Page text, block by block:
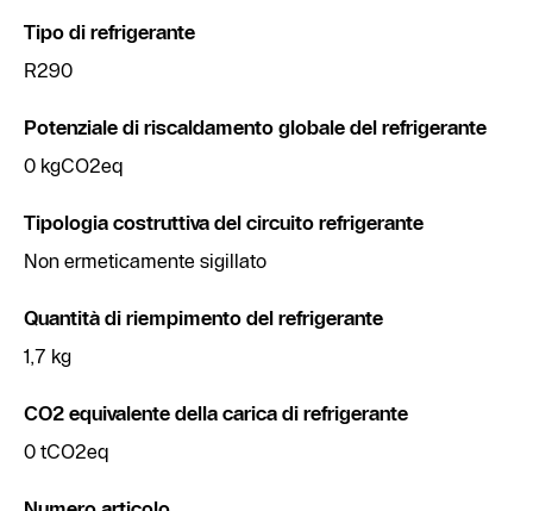
Tipo di refrigerante
R290
Potenziale di riscaldamento globale del refrigerante
0 kgCO2eq
Tipologia costruttiva del circuito refrigerante
Non ermeticamente sigillato
Quantità di riempimento del refrigerante
1,7 kg
CO2 equivalente della carica di refrigerante
0 tCO2eq